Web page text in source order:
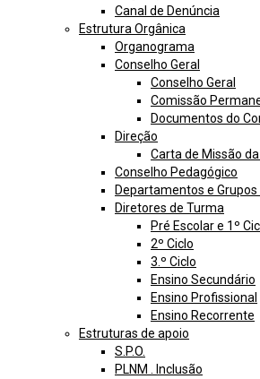
Canal de Denúncia
Estrutura Orgânica
Organograma
Conselho Geral
Conselho Geral
Comissão
Documentos do
Direção
Carta de Missão
Conselho Pedagógico
Departamentos e
Diretores de Turma
Pré Escolar e 1º
2º Ciclo
3.º Ciclo
Ensino Secundário
Ensino Profissional
Ensino Recorrente
Estruturas de apoio
S.P.O.
PLNM . Inclusão